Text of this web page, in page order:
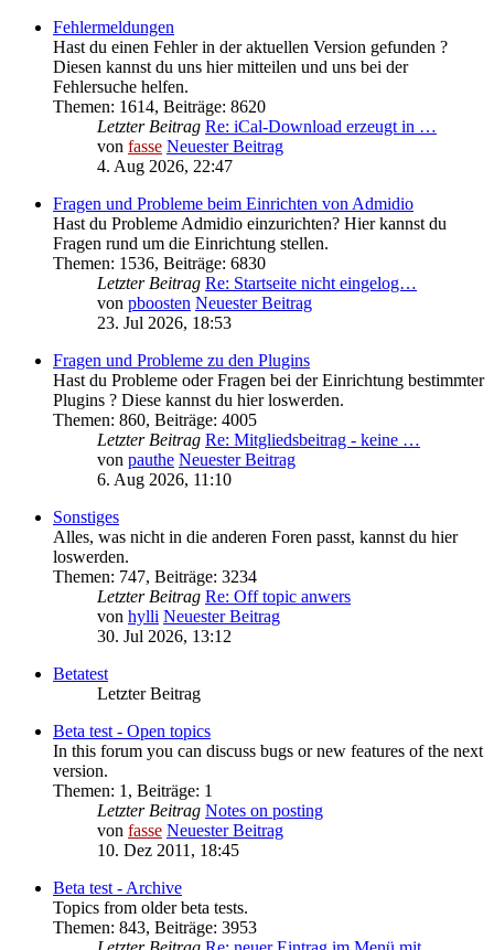
Fehlermeldungen
Hast du einen Fehler in der aktuellen Version gefunden ?
Diesen kannst du uns hier mitteilen und uns bei der
Fehlersuche helfen.
Themen: 1614, Beiträge: 8620
Letzter Beitrag Re: iCal-Download erzeugt in …
von fasse Neuester Beitrag
4. Aug 2026, 22:47
Fragen und Probleme beim Einrichten von Admidio
Hast du Probleme Admidio einzurichten? Hier kannst du
Fragen rund um die Einrichtung stellen.
Themen: 1536, Beiträge: 6830
Letzter Beitrag Re: Startseite nicht eingelog…
von pboosten Neuester Beitrag
23. Jul 2026, 18:53
Fragen und Probleme zu den Plugins
Hast du Probleme oder Fragen bei der Einrichtung bestimmter
Plugins ? Diese kannst du hier loswerden.
Themen: 860, Beiträge: 4005
Letzter Beitrag Re: Mitgliedsbeitrag - keine …
von pauthe Neuester Beitrag
6. Aug 2026, 11:10
Sonstiges
Alles, was nicht in die anderen Foren passt, kannst du hier
loswerden.
Themen: 747, Beiträge: 3234
Letzter Beitrag Re: Off topic anwers
von hylli Neuester Beitrag
30. Jul 2026, 13:12
Betatest
Letzter Beitrag
Beta test - Open topics
In this forum you can discuss bugs or new features of the next
version.
Themen: 1 , Beiträge: 1
Letzter Beitrag Notes on posting
von fasse Neuester Beitrag
10. Dez 2011, 18:45
Beta test - Archive
Topics from older beta tests.
Themen: 843, Beiträge: 3953